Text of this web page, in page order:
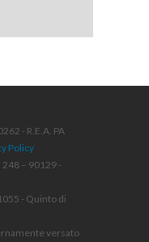
- R.E.A. PA
Policy
248 – 90129 -
- Quinto di
versato